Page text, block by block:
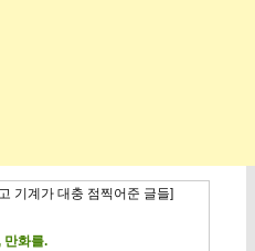
기계가 대충 점찍어준 글들]
만화를.